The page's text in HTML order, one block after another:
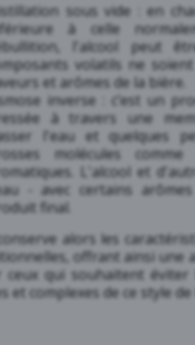
sous vide : en
à celle
l'alcool peut
volatils ne
et arômes de la bière.
inverse : c’est un
à travers une
l'eau et quelques
molécules
L'alcool et
- avec certains
final.
alors les
offrant ainsi une
ceux qui souhaitent
et complexes de ce style de